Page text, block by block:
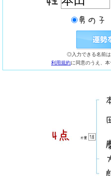
◎入力できる名前
利用規約に同意のうえ、本